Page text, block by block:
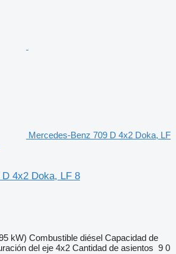
Mercedes-Benz 709 D 4x2 Doka, LF
4x2 Doka, LF 8
kW) Combustible diésel Capacidad de
del eje 4x2 Cantidad de asientos 9 0